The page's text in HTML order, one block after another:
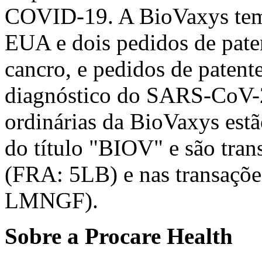
COVID-19. A BioVaxys
EUA e dois pedidos de
cancro, e pedidos de
diagnóstico do SARS-
ordinárias da BioVaxys
do título "BIOV" e são
(FRA: 5LB) e nas
LMNGF).
Sobre a Procare Health